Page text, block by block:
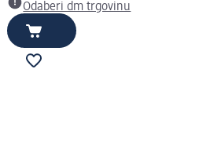
Odaberi dm trgovinu